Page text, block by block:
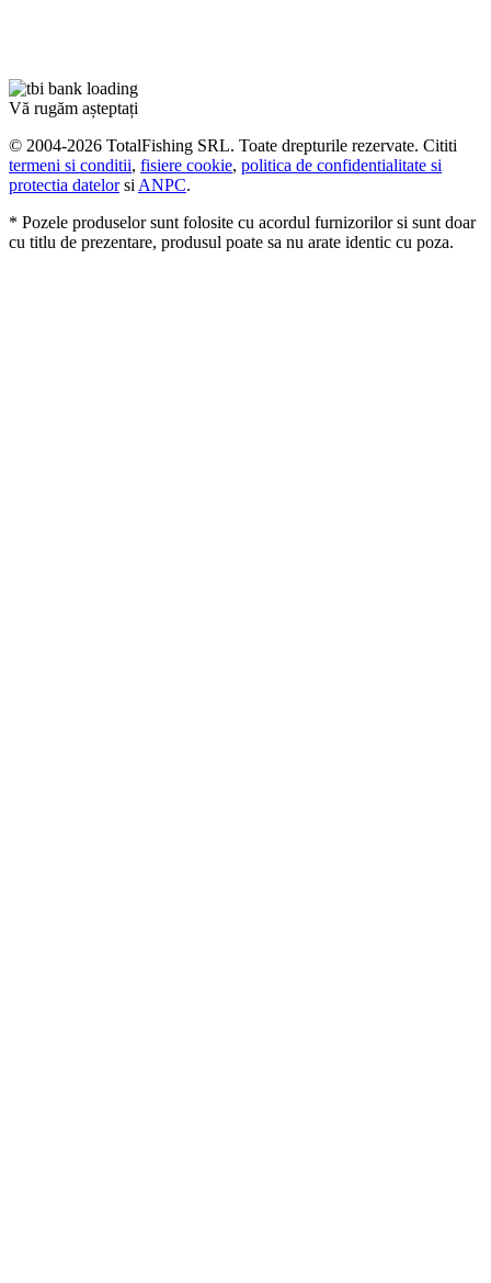
Vă rugăm așteptați
© 2004-2026 TotalFishing SRL. Toate drepturile rezervate. Cititi
termeni si conditii, fisiere cookie, politica de confidentialitate si
protectia datelorsi ANPC.
* Pozele produselor sunt folosite cu acordul furnizorilor si sunt doar
cu titlu de prezentare, produsul poate sa nu arate identic cu poza.